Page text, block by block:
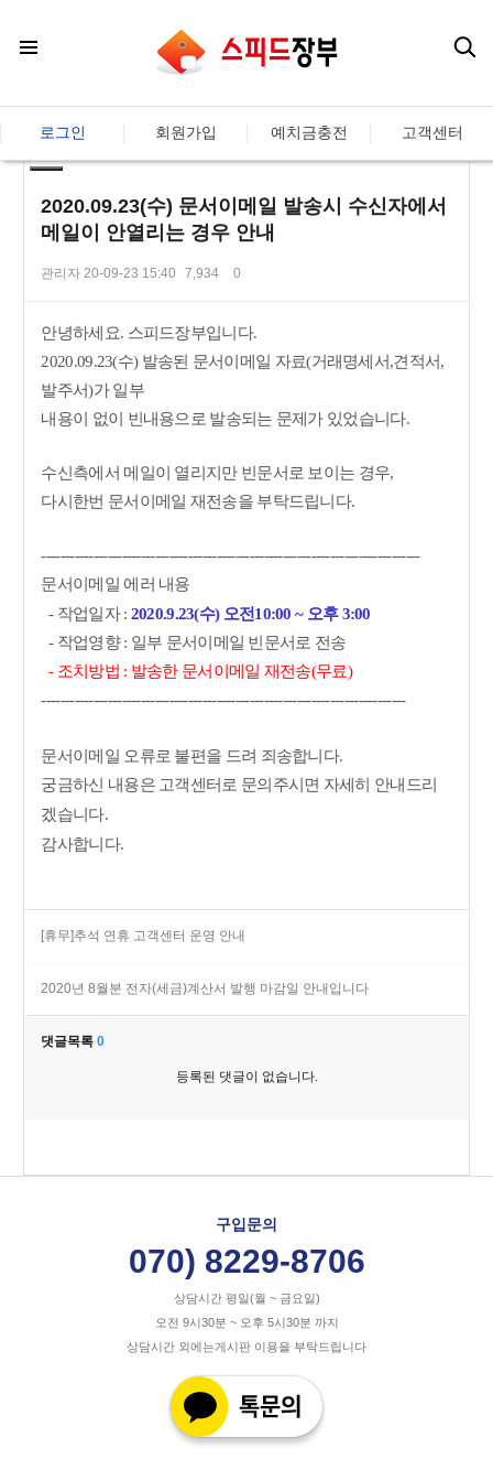
로그인 회원가입 예치금충전 고객센터
2020.09.23(수) 문서이메일 발송시 수신자에서
메일이 안열리는 경우 안내
관리자 20-09-23 15:40 7,934 0
본문
안녕하세요. 스피드장부입니다.
2020.09.23(수) 발송된 문서이메일 자료(거래명세서,견적서,
발주서)가 일부
내용이 없이 빈내용으로 발송되는 문제가 있었습니다.
수신측에서 메일이 열리지만 빈문서로 보이는 경우,
다시한번 문서이메일 재전송을 부탁드립니다.
--------------------------------------------------------------------------------
문서이메일 에러 내용
- 작업일자 : 2020.9.23(수) 오전10:00 ~ 오후 3:00
- 작업영향 : 일부 문서이메일 빈문서로 전송
- 조치방법 : 발송한 문서이메일 재전송(무료)
-----------------------------------------------------------------------------
문서이메일 오류로 불편을 드려 죄송합니다.
궁금하신 내용은 고객센터로 문의주시면 자세히 안내드리
겠습니다.
감사합니다.
[휴무]추석 연휴 고객센터 운영 안내
2020년 8월분 전자(세금)계산서 발행 마감일 안내입니다
댓글목록0
등록된 댓글이 없습니다.
구입문의
070) 8229-8706
상담시간 평일(월 ~ 금요일)
오전 9시30분 ~ 오후 5시30분 까지
상담시간 외에는게시판 이용을 부탁드립니다